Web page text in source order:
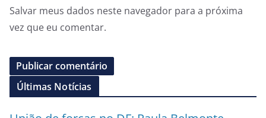
Salvar meus dados neste navegador para a próxima
vez que eu comentar.
Últimas Notícias